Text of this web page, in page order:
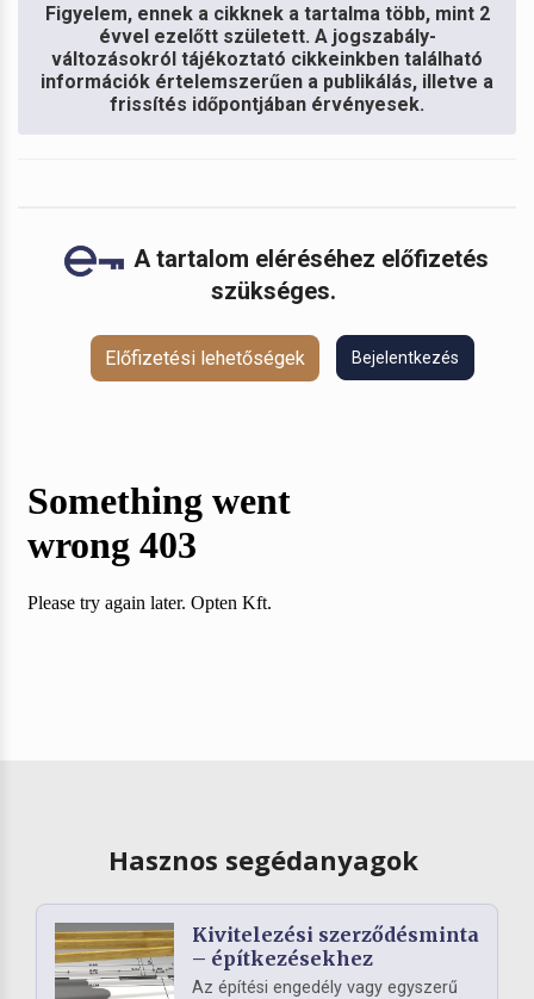
Figyelem, ennek a cikknek a tartalma több, mint 2
évvel ezelőtt született. A jogszabály-
változásokról tájékoztató cikkeinkben található
információk értelemszerűen a publikálás, illetve a
frissítés időpontjában érvényesek.
A tartalom eléréséhez előfizetés
szükséges.
Előfizetési lehetőségek Bejelentkezés
Hasznos segédanyagok
Kivitelezési szerződésminta
– építkezésekhez
Az építési engedély vagy egyszerű